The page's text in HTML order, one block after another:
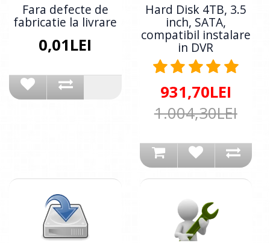
Fara defecte de
fabricatie la livrare
0,01LEI
Hard Disk 4TB, 3.5
inch, SATA,
compatibil instalare
in DVR
931,70LEI
1.004,30LEI